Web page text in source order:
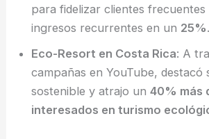
para fidelizar clientes
ingresos recurrentes en un 25%.
Eco-Resort en Costa Rica: A
campañas en YouTube, destacó
sostenible y atrajo un40% más
interesados en turismo